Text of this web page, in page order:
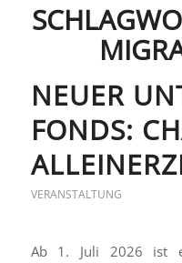
NEUER
FONDS:
VERANSTALTUNG
Ab 1. Juli 2026 ist